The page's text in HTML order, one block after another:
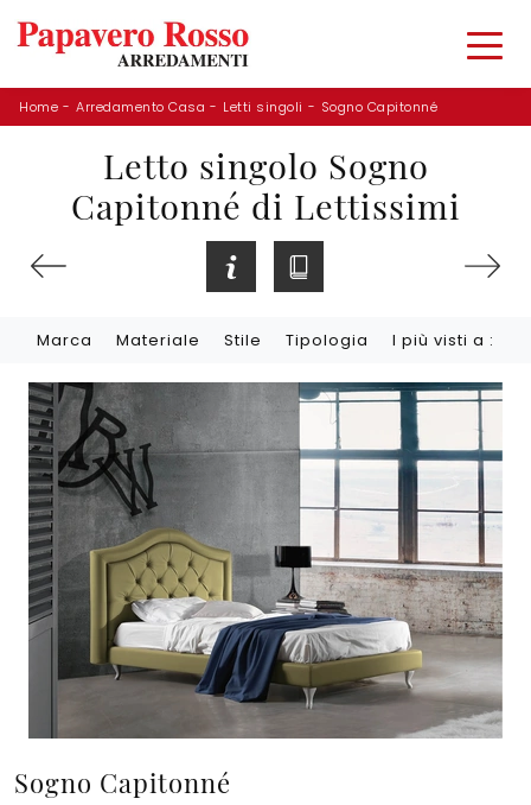
Home - Arredamento Casa - Letti singoli - Sogno Capitonné
Letto singolo Sogno
Capitonné di Lettissimi
Marca Materiale Stile Tipologia I più visti a :
Sogno Capitonné